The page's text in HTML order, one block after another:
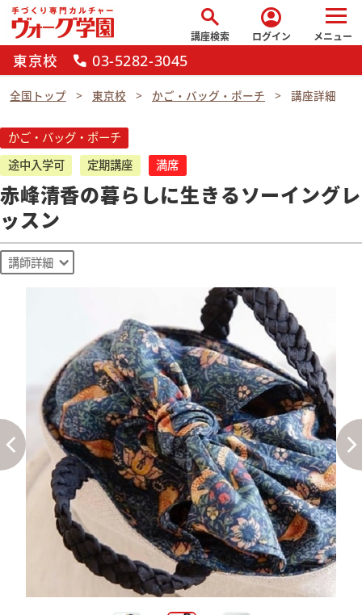
search
講座検索
account_circle
ログイン メニュー
東京校 call 03-5282-3045
全国トップ 東京校 かご・バッグ・ポーチ 講座詳細
かご・バッグ・ポーチ
途中入学可
定期講座 満席
赤峰清香の暮らしに生きるソーイングレ
ッスン
講師詳細